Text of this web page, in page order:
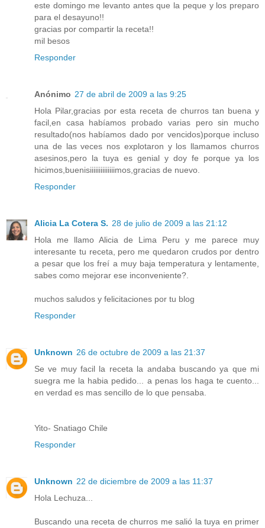
este domingo me levanto antes que la peque y los preparo
para el desayuno!!
gracias por compartir la receta!!
mil besos
Responder
Anónimo 27 de abril de 2009 a las 9:25
Hola Pilar,gracias por esta receta de churros tan buena y
facil,en casa habíamos probado varias pero sin mucho
resultado(nos habíamos dado por vencidos)porque incluso
una de las veces nos explotaron y los llamamos churros
asesinos,pero la tuya es genial y doy fe porque ya los
hicimos,buenisiiiiiiiiiiiiiimos,gracias de nuevo.
Responder
Alicia La Cotera S. 28 de julio de 2009 a las 21:12
Hola me llamo Alicia de Lima Peru y me parece muy
interesante tu receta, pero me quedaron crudos por dentro
a pesar que los freí a muy baja temperatura y lentamente,
sabes como mejorar ese inconveniente?.
muchos saludos y felicitaciones por tu blog
Responder
Unknown 26 de octubre de 2009 a las 21:37
Se ve muy facil la receta la andaba buscando ya que mi
suegra me la habia pedido... a penas los haga te cuento...
en verdad es mas sencillo de lo que pensaba.
Yito- Snatiago Chile
Responder
Unknown 22 de diciembre de 2009 a las 11:37
Hola Lechuza...
Buscando una receta de churros me salió la tuya en primer